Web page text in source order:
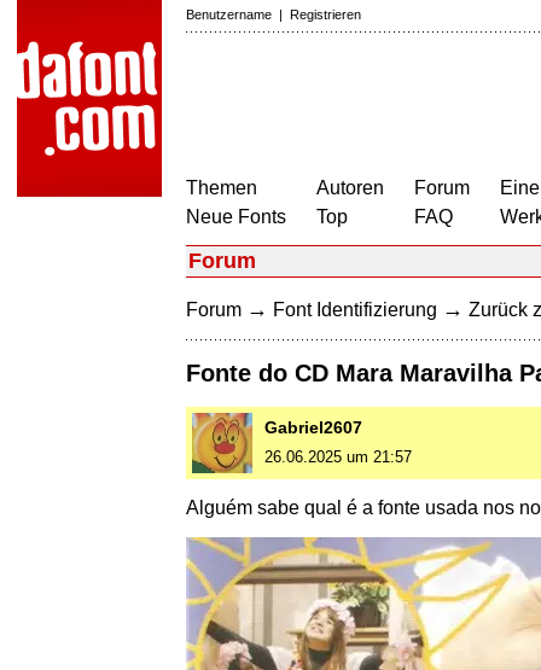
Benutzername | Registrieren
Themen
Neue Fonts
Autoren
Top
Forum
FAQ
Forum
Forum → Font Identifizierung → Zurück
Fonte do CD Mara Maravilha
Gabriel2607
26.06.2025 um 21:57
Alguém sabe qual é a fonte usada nos